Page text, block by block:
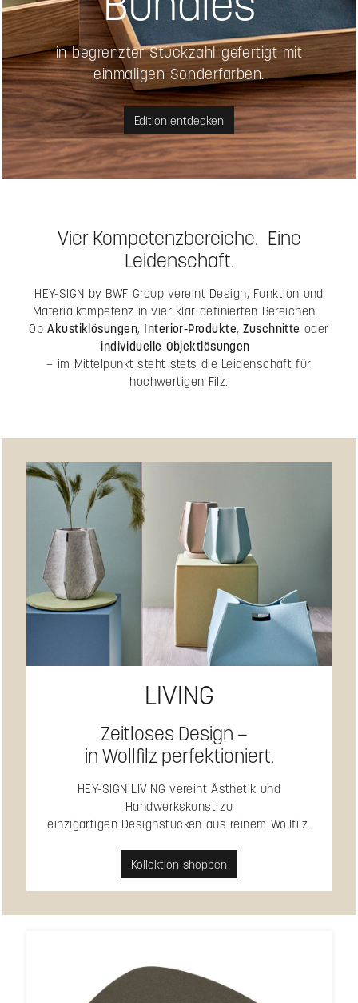
in begrenzter Stückzahl gefertigt mit
einmaligen Sonderfarben.
Edition entdecken
Vier Kompetenzbereiche. Eine
Leidenschaft.
HEY-SIGN by BWF Group vereint Design, Funktion und
Materialkompetenz in vier klar definierten Bereichen.
ObAkustiklösungen, Interior-Produkte,Zuschnitte oder
individuelle Objektlösungen
– im Mittelpunkt steht stets die Leidenschaft für
hochwertigen Filz.
LIVING
Zeitloses Design –
in Wollfilz perfektioniert.
HEY-SIGN LIVING vereint Ästhetik und
Handwerkskunst zu
einzigartigen Designstücken aus reinem Wollfilz.
Kollektion shoppen